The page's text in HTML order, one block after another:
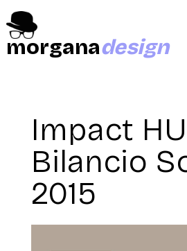
morganadesign
Impact
Bilancio
2015